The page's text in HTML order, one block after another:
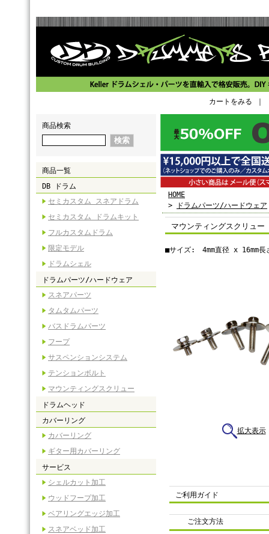
カートをみる
商品検索
商品一覧
DB ドラム
セミカスタム スネアドラム
セミカスタム ドラムキット
フルカスタムドラム
限定モデル
ドラムシェル
ドラムパーツ/ハードウェア
スネアパーツ
タムタムパーツ
バスドラムパーツ
フープ
サスペンションシステム
テンションボルト
マウンティングスクリュー
ドラムヘッド
カバーリング
カバーリング
ギター用カバーリング
サービス
シェルカット加工
ウッドフープ加工
ベアリングエッジ加工
スネアベッド加工
HOME
>
ドラムパーツ/ハードウェア
マウンティングスクリュ
■サイズ: 4mm直径 x 16mm長
拡大表示
ご利用ガイド
ご注文方法